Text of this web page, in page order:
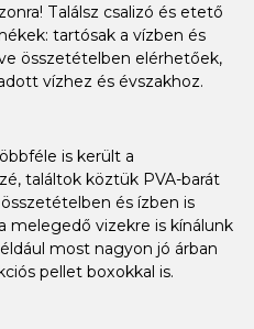
Találsz csalizó és etető
tartósak a vízben és
összetételben elérhetőek,
vízhez és évszakhoz.
is került a
találtok köztük PVA-barát
és ízben is
melegedő vizekre is kínálunk
most nagyon jó árban
pellet boxokkal is.